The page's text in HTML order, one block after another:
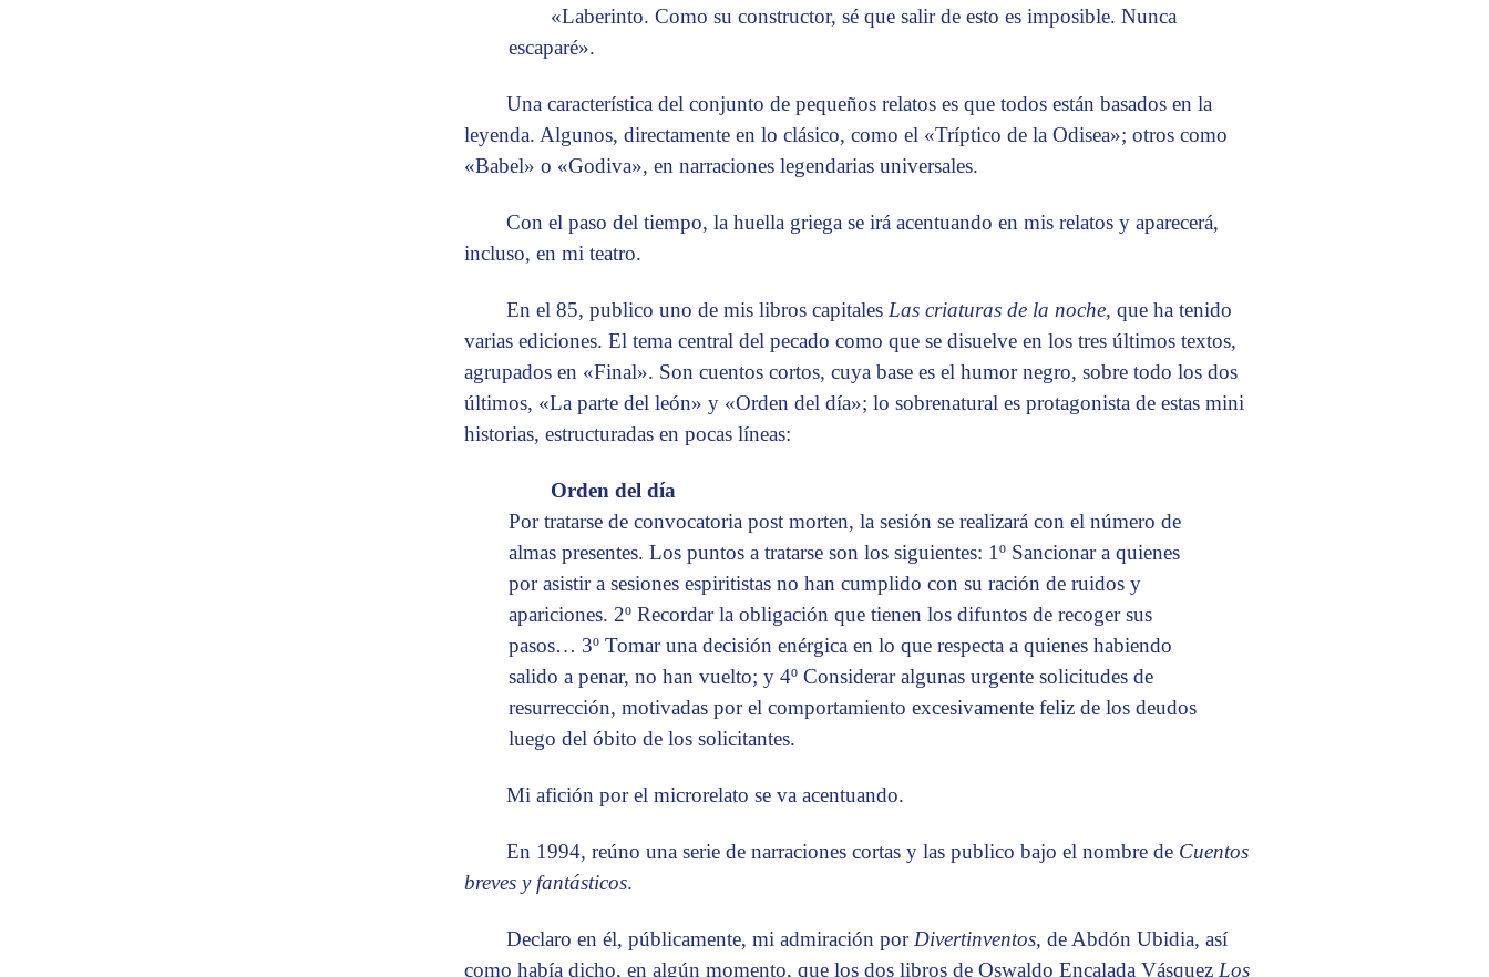
«Laberinto. Como su constructor, sé que salir de esto es imposible. Nunca
escaparé».
Una característica del conjunto de pequeños relatos es que todos están basados en la
leyenda. Algunos, directamente en lo clásico, como el «Tríptico de la Odisea»; otros como
«Babel» o «Godiva», en narraciones legendarias universales.
Con el paso del tiempo, la huella griega se irá acentuando en mis relatos y aparecerá,
incluso, en mi teatro.
En el 85, publico uno de mis libros capitalesLas criaturas de la noche, que ha tenido
varias ediciones. El tema central del pecado como que se disuelve en los tres últimos textos,
agrupados en «Final». Son cuentos cortos, cuya base es el humor negro, sobre todo los dos
últimos, «La parte del león» y «Orden del día»; lo sobrenatural es protagonista de estas mini
historias, estructuradas en pocas líneas:
Orden del día
Por tratarse de convocatoria post morten, la sesión se realizará con el número de
almas presentes. Los puntos a tratarse son los siguientes: 1º Sancionar a quienes
por asistir a sesiones espiritistas no han cumplido con su ración de ruidos y
apariciones. 2º Recordar la obligación que tienen los difuntos de recoger sus
pasos… 3º Tomar una decisión enérgica en lo que respecta a quienes habiendo
salido a penar, no han vuelto; y 4º Considerar algunas urgente solicitudes de
resurrección, motivadas por el comportamiento excesivamente feliz de los deudos
luego del óbito de los solicitantes.
Mi afición por el microrelato se va acentuando.
En 1994, reúno una serie de narraciones cortas y las publico bajo el nombre de Cuentos
breves y fantásticos.
Declaro en él, públicamente, mi admiración porDivertinventos, de Abdón Ubidia, así
como había dicho, en algún momento, que los dos libros de Oswaldo Encalada Vásquez Los